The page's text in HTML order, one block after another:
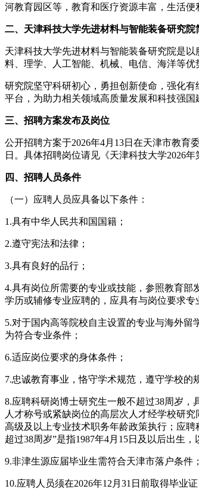
河教育园区等，教育和医疗资源丰富，生活便
二、天津科技大学先进材料与智能装备研究院
天津科技大学先进材料与智能装备研究院是
料、理学、人工智能、机械、电信、海洋等
研究院坚守科研初心，勇担创新使命，强化
平台，为助力相关领域高质量发展和科技强国
三、招聘方案发布及岗位
公开招聘方案于2026年4月13日在天津市教育
日。具体招聘岗位请见《天津科技大学2026
四、招聘人员条件
（一）应聘人员应具备以下条件：
1.具有中华人民共和国国籍；
2.遵守宪法和法律；
3.具有良好的品行；
4.具有岗位所需要的专业或技能，参照教育部
学历或辅修专业应聘的，应具有与岗位要求专
5.对于国内高等院校自主设置的专业与海外
为符合专业条件；
6.适应岗位要求的身体条件；
7.忠诚教育事业，恪守学术规范，遵守学校的
8.应聘科研岗博士研究生一般不超过38周岁
人才称号或紧缺岗位的高层次人才经学校研
高级及以上专业技术职务年龄政策执行；应
超过38周岁”是指1987年4月15日及以后出生，
9.非津生源应届毕业生需符合天津市落户条件
10.应聘人员须在2026年12月31日前取得毕业